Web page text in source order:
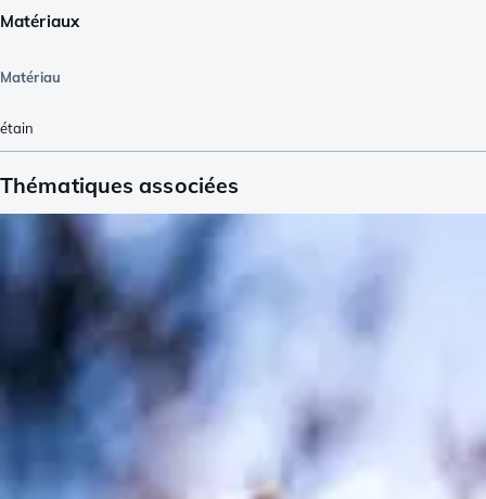
Matériaux
Matériau
étain
Thématiques associées